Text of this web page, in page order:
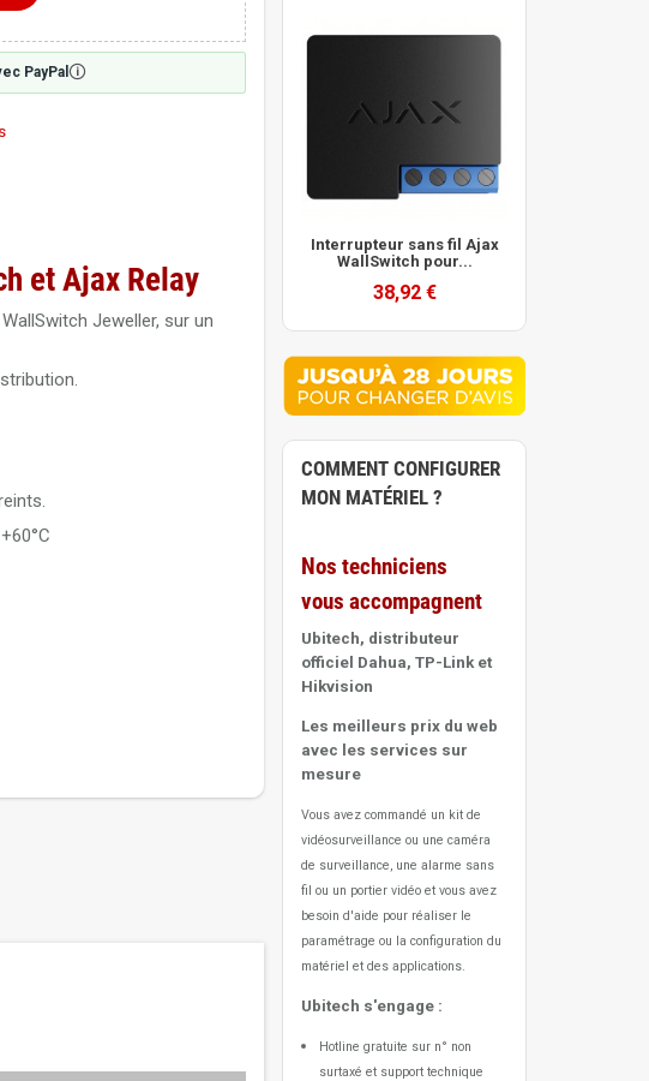
PayPal🛈
et Ajax Relay
Jeweller, sur un
Interrupteur sans fil Ajax
WallSwitch pour...
38,92 €
COMMENT CONFIGURER
MON MATÉRIEL ?
Nos techniciens
vous accompagnent
Ubitech, distributeur
officiel Dahua, TP-Link et
Hikvision
Les meilleurs prix du web
avec les services sur
mesure
Vous avez commandé un kit de
vidéosurveillance ou une caméra
de surveillance, une alarme sans
fil ou un portier vidéo et vous avez
besoin d'aide pour réaliser le
paramétrage ou la configuration du
matériel et des applications.
Ubitech s'engage :
Hotline gratuite sur n° non
surtaxé et support technique